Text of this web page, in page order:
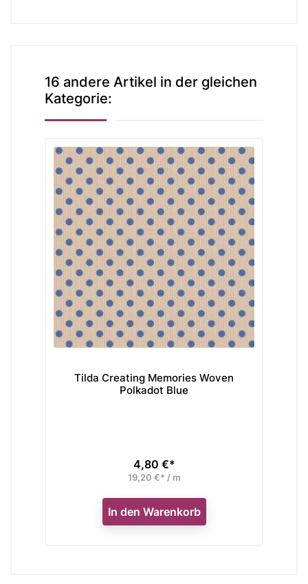
16 andere Artikel in der gleichen
Kategorie:
Tilda Creating Memories Woven
Polkadot Blue
Preis
4,80 €*
19,20 €* / m
In den Warenkorb